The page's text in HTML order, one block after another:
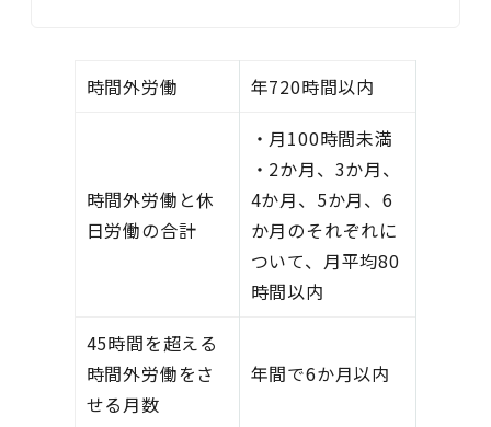
時間外労働 年720時間以内
時間外労働と休
日労働の合計
・月100時間未満
・2か月、3か月、
4か月、5か月、6
か月のそれぞれに
ついて、月平均80
時間以内
45時間を超える
時間外労働をさ
せる月数
年間で6か月以内